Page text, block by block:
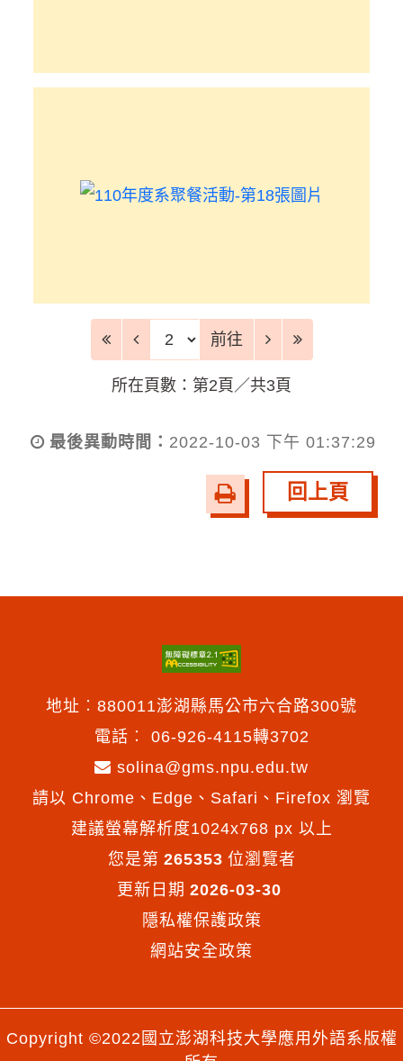
前往頁 前往
所在頁數：第2頁／共3頁
最後異動時間： 2022-10-03 下午 01:37:29
友
善
回上頁
地址︰880011澎湖縣馬公市六合路300號
電話︰ 06-926-4115轉3702
solina@gms.npu.edu.tw
請以 Chrome、Edge、Safari、Firefox 瀏覽
建議螢幕解析度1024x768 px 以上
您是第 265353 位瀏覽者
更新日期 2026-03-30
隱私權保護政策
網站安全政策
Copyright ©2022國立澎湖科技大學應用外語系版權